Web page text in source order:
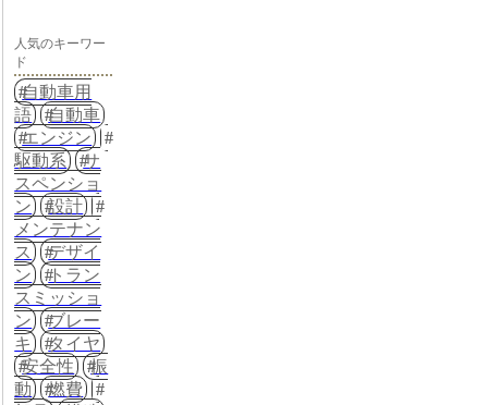
人気のキーワー
ド
自動車用
語
自動車
エンジン
駆動系
サ
スペンショ
ン
設計
メンテナン
ス
デザイ
ン
トラン
スミッショ
ン
ブレー
キ
タイヤ
安全性
振
動
燃費